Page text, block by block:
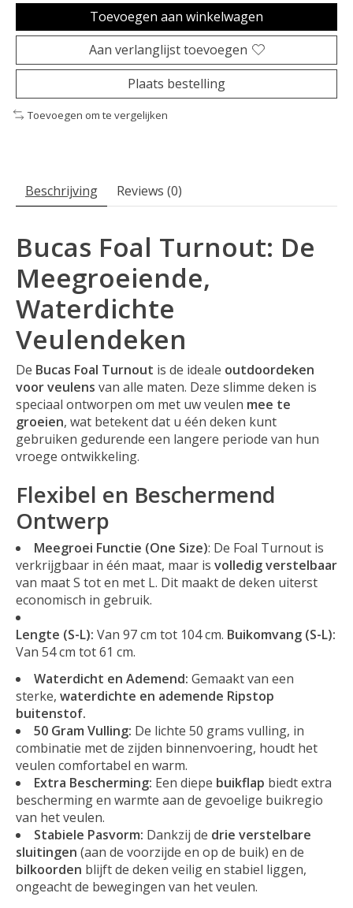
Toevoegen aan winkelwagen
Aan verlanglijst toevoegen
Plaats bestelling
Toevoegen om te vergelijken
Beschrijving Reviews (0)
Bucas Foal Turnout: De
Meegroeiende,
Waterdichte
Veulendeken
De Bucas Foal Turnout is de ideale outdoordeken
voor veulens van alle maten. Deze slimme deken is
speciaal ontworpen om met uw veulen mee te
groeien, wat betekent dat u één deken kunt
gebruiken gedurende een langere periode van hun
vroege ontwikkeling.
Flexibel en Beschermend
Ontwerp
Meegroei Functie (One Size): De Foal Turnout is
verkrijgbaar in één maat, maar is volledig verstelbaar
van maat S tot en met L. Dit maakt de deken uiterst
economisch in gebruik.
Lengte (S-L): Van 97 cm tot 104 cm. Buikomvang (S-L):
Van 54 cm tot 61 cm.
Waterdicht en Ademend: Gemaakt van een
sterke, waterdichte en ademende Ripstop
buitenstof.
50 Gram Vulling: De lichte 50 grams vulling, in
combinatie met de zijden binnenvoering, houdt het
veulen comfortabel en warm.
Extra Bescherming: Een diepe buikflap biedt extra
bescherming en warmte aan de gevoelige buikregio
van het veulen.
Stabiele Pasvorm: Dankzij de drie verstelbare
sluitingen (aan de voorzijde en op de buik) en de
bilkoorden blijft de deken veilig en stabiel liggen,
ongeacht de bewegingen van het veulen.